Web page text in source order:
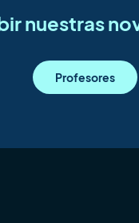
nuestras
Profesores